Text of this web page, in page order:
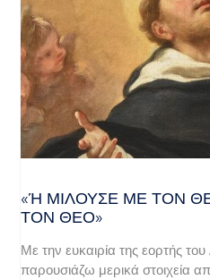
«Ή ΜΙΛΟΎΣΕ ΜΕ ΤΟΝ
Ν ΘΕΌ»
Με την ευκαιρία της εορτής
παρουσιάζω μερικά στοιχεία